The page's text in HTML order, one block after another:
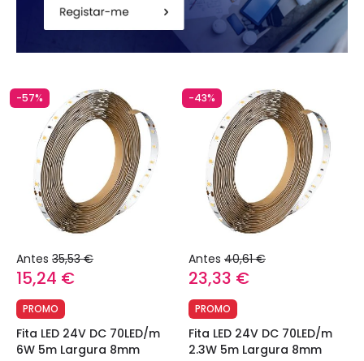
-57%
Antes 35,53 €
15,24 €
PROMO
Fita LED 24V DC 70LED/m
6W 5m Largura 8mm
-43%
Antes 40,61 €
23,33 €
PROMO
Fita LED 24V DC 70LED/m
2.3W 5m Largura 8mm